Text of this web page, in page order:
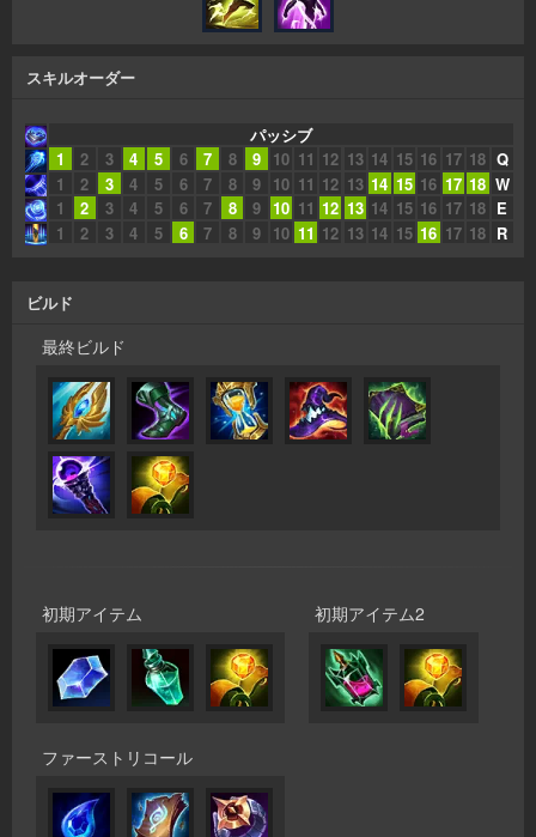
スキルオーダー
パッシブ
1
2 3 4 5 6 7 8 9 10 11 12 13 14 15 16 17 18 Q
1
2 3 4 5 6 7 8 9 10 11 12 13 14 15 16 17 18 W
1
2 3 4 5 6 7 8 9 10 11 12 13 14 15 16 17 18 E
1
2 3 4 5 6 7 8 9 10 11 12 13 14 15 16 17 18 R
ビルド
最終ビルド
初期アイテム 初期アイテム2
ファーストリコール